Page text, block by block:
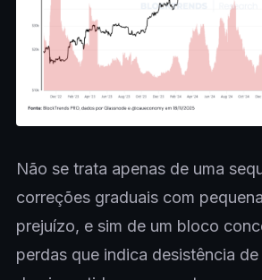
Não se trata apenas de uma
correções graduais com
prejuízo, e sim de um bloco
perdas que indica desistência